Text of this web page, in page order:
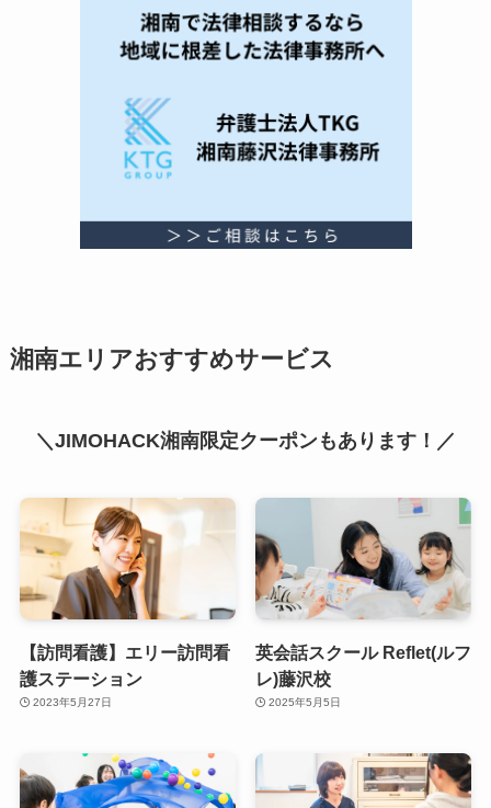
湘南エリアおすすめサービス
＼JIMOHACK湘南限定クーポンもあります！／
【訪問看護】エリー訪問看
護ステーション
2023年5月27日
英会話スクール Reflet(ルフ
レ)藤沢校
2025年5月5日